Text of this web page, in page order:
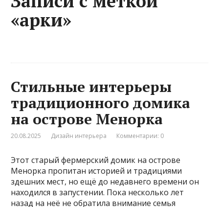
«арки»
Стильные интерьеры
традиционного домика
на острове Менорка
20.08.2025 Дизайн интерьера Комментарии: 0
Этот старый фермерский домик на острове
Менорка пропитан историей и традициями
здешних мест, но ещё до недавнего времени он
находился в запустении. Пока несколько лет
назад на неё не обратила внимание семья